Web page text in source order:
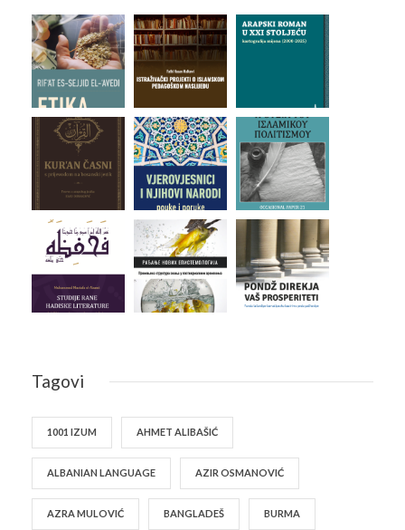
Tagovi
1001 IZUM AHMET ALIBAŠIĆ
ALBANIAN LANGUAGE AZIR OSMANOVIĆ
AZRA MULOVIĆ BANGLADEŠ BURMA